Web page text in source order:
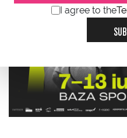
I agree to the